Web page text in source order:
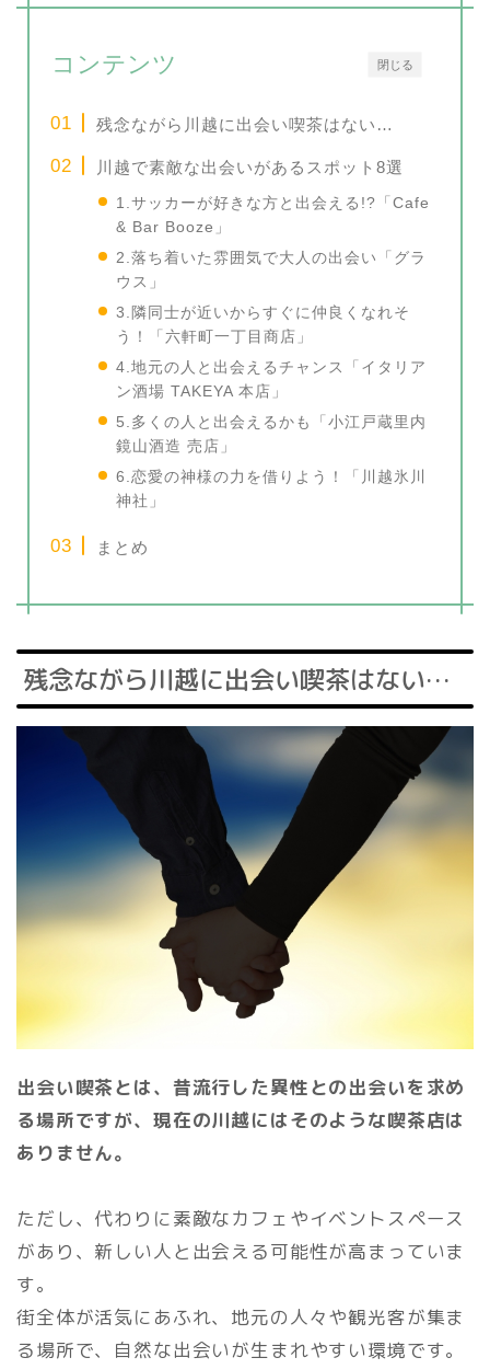
閉じる
コンテンツ
残念ながら川越に出会い喫茶はない…
川越で素敵な出会いがあるスポット8選
1.サッカーが好きな方と出会える!?「Cafe
& Bar Booze」
2.落ち着いた雰囲気で大人の出会い「グラ
ウス」
3.隣同士が近いからすぐに仲良くなれそ
う！「六軒町一丁目商店」
4.地元の人と出会えるチャンス「イタリア
ン酒場 TAKEYA 本店」
5.多くの人と出会えるかも「小江戸蔵里内
鏡山酒造 売店」
6.恋愛の神様の力を借りよう！「川越氷川
神社」
まとめ
残念ながら川越に出会い喫茶はない…
出会い喫茶とは、昔流行した異性との出会いを求め
る場所ですが、現在の川越にはそのような喫茶店は
ありません。
ただし、代わりに素敵なカフェやイベントスペース
があり、新しい人と出会える可能性が高まっていま
す。
街全体が活気にあふれ、地元の人々や観光客が集ま
る場所で、自然な出会いが生まれやすい環境です。